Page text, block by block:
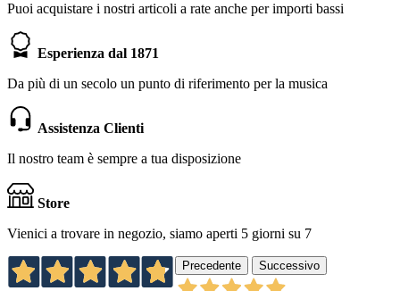
Puoi acquistare i nostri articoli a rate anche per importi bassi
Esperienza dal 1871
Da più di un secolo un punto di riferimento per la musica
Assistenza Clienti
Il nostro team è sempre a tua disposizione
Store
Vienici a trovare in negozio, siamo aperti 5 giorni su 7
Precedente Successivo